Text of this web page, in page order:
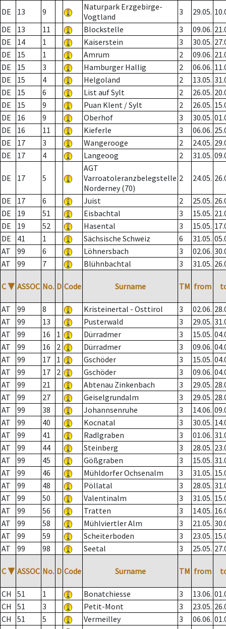
DE 13 9
Naturpark Erzgebirge-
Vogtland
3 29.05.
DE
13 11 Blockstelle 3 09.06.
DE
14 1 Kaiserstein 3 30.05.
DE
15 1 Amrum 2 09.06.
DE
15 3 Hamburger Hallig 2 06.06.
DE
15 4 Helgoland 2 13.05.
DE
15 6 List auf Sylt 2 26.05.
DE
15 9 Puan Klent / Sylt 2 26.05.
DE
16 9 Oberhof 3 30.05.
DE
16 11 Kieferle 3 06.06.
DE
17 3 Wangerooge 2 24.05.
DE
17 4 Langeoog 2 31.05.
DE 17 5
AGT
Varroatoleranzbelegstelle
Norderney (70)
2 24.05.
DE 17 6 Juist 2 25.05.
DE
19 51 Eisbachtal 3 15.05.
DE
19 52 Hasental 3 15.05.
DE
41 1 Sächsische Schweiz 6 31.05.
AT
99 6 Löhnersbach 3 02.06.
AT
99 7 Blühnbachtal 3 31.05.
C ▼ ASSOC No. D Code Surname TM from
AT 99 8 Kristeinertal - Osttirol 3 02.06.
AT
99 13 Pusterwald 3 29.05.
AT
99 16 1 Dürradmer 3 15.05.
AT
99 16 2 Dürradmer 3 09.06.
AT
99 17 1 Gschöder 3 15.05.
AT
99 17 2 Gschöder 3 09.06.
AT
99 21 Abtenau Zinkenbach 3 29.05.
AT
99 27 Geiselgrundalm 3 29.05.
AT
99 38 Johannsenruhe 3 14.06.
AT
99 40 Kocnatal 3 30.05.
AT
99 41 Radlgraben 3 01.06.
AT
99 44 Steinberg 3 28.05.
AT
99 45 Gößgraben 3 15.05.
AT
99 46 Mühldorfer Ochsenalm 3 31.05.
AT
99 48 Pöllatal 3 28.05.
AT
99 50 Valentinalm 3 31.05.
AT
99 56 Tratten 3 14.05.
AT
99 58 Mühlviertler Alm 3 21.05.
AT
99 59 Scheiterboden 3 23.05.
AT
99 98 Seetal 3 25.05.
C ▼ ASSOC No. D Code Surname TM from
CH 51 1 Bonatchiesse 3 13.06.
CH
51 3 Petit-Mont 3 23.05.
CH
51 5 Vermeilley 3 06.06.